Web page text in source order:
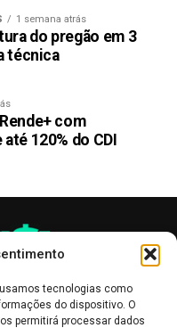
tecnologias como
do dispositivo. O
permitirá processar dados
1 semana atrás
do pregão em 3
técnica
com
120% do CDI